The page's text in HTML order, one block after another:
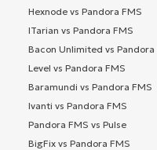
Hexnode vs Pandora FMS
ITarian vs Pandora FMS
Bacon Unlimited vs Pandora
Level vs Pandora FMS
Baramundi vs Pandora FMS
Ivanti vs Pandora FMS
Pandora FMS vs Pulse
BigFix vs Pandora FMS